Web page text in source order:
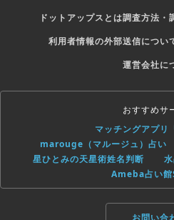
ドットアップスとは調査方法・
利用者情報の外部送信につい
運営会社に
おすすめサ
マッチングアプリ
marouge（マルージュ）占い
星ひとみの天星術姓名判断
Ameba占い館
お問い合